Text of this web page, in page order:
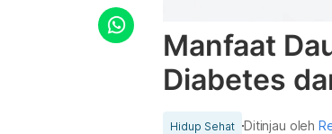
Manfaat
Diabetes
Hidup Sehat Ditinjau oleh